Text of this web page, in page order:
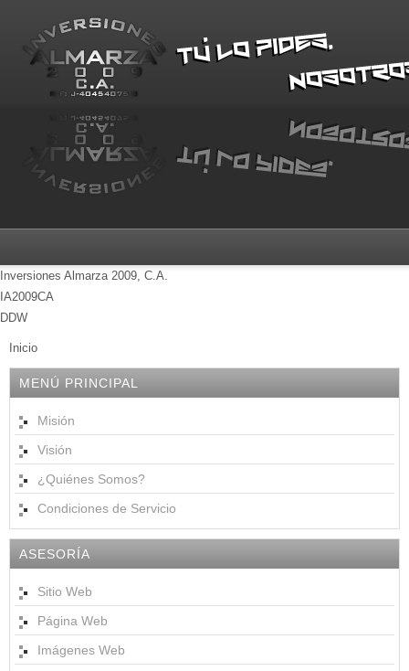
Inversiones Almarza 2009, C.A.
IA2009CA
DDW
Inicio
MENÚ PRINCIPAL
Misión
Visión
¿Quiénes Somos?
Condiciones de Servicio
ASESORÍA
Sitio Web
Página Web
Imágenes Web